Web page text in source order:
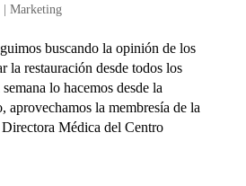
Marketing
buscando la opinión de los
la restauración desde todos los
lo hacemos desde la
aprovechamos la membresía de la
Médica del Centro